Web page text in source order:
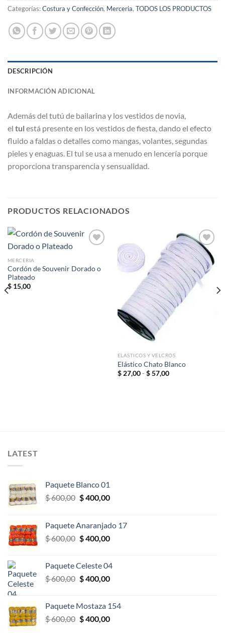
Categorías:Costura y Confección, Merceria, TODOS LOS PRODUCTOS
DESCRIPCIÓN
INFORMACIÓN ADICIONAL
Además del tutú de bailarina y los vestidos de novia,
el tul está presente en los vestidos de fiesta, dando el efecto
fluido a faldas o detalles como mangas, volantes, segundas
pieles y enaguas. El tul se usa a menudo en lencería porque
proporciona transparencia y sensualidad.
PRODUCTOS RELACIONADOS
Añadir
MERCERIA
Cordón de Souvenir Dorado o
Plateado
$15,00
Añadir
a la
lista de
ELASTICOS Y VELCROS
Elástico Chato Blanco
$27,00 - $57,00Rango
LATEST
Paquete Blanco 01
$600,00 El
era:
$ 600,00.
$400,00El
es:
$ 400,00.
Paquete Anaranjado 17
$600,00 El
era:
$ 600,00.
$400,00El
es:
$ 400,00.
Paquete Celeste 04
$600,00 El
era:
$ 600,00.
$400,00El
es:
$ 400,00.
Paquete Mostaza 154
$600,00 El
$400,00El